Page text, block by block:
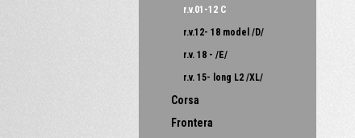
r.v.01-12 C
r.v.12- 18 model /D/
r.v. 18 - /E/
r.v. 15- long L2 /XL/
Corsa
Frontera